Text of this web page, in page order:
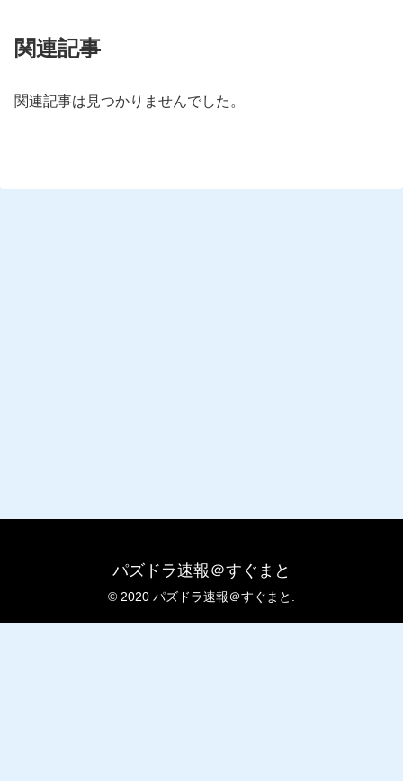
関連記事
関連記事は見つかりませんでした。
パズドラ速報＠すぐまと
© 2020 パズドラ速報＠すぐまと.